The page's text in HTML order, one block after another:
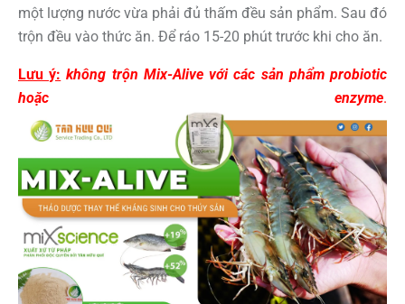
một lượng nước vừa phải đủ thấm đều sản phẩm. Sau đó
trộn đều vào thức ăn. Để ráo 15-20 phút trước khi cho ăn.
Lưu ý: không trộn Mix-Alive với các sản phẩm probiotic
hoặc enzyme.